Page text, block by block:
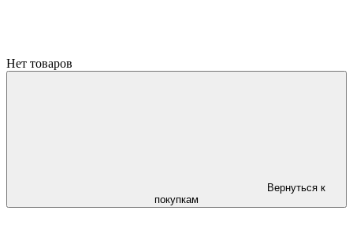
Нет товаров
Вернуться к
покупкам